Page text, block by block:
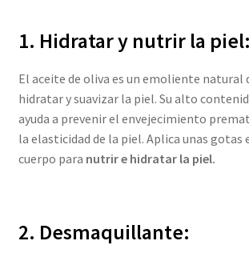
1. Hidratar y nutrir la piel:
El aceite de oliva es un emoliente natural
hidratar y suavizar la piel. Su alto
ayuda a prevenir el envejecimiento
la elasticidad de la piel. Aplica unas gotas
cuerpo para nutrir e hidratar la piel.
2. Desmaquillante: